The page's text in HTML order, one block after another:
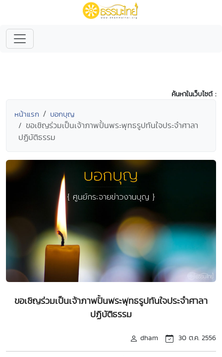
ค้นหาในเว็บไซต์ :
หน้าแรก บอกบุญ
ขอเชิญร่วมเป็นเจ้าภาพปั้นพระพุทธรูปทันใจประจำศาลา
ปฏิบัติธรรม
ขอเชิญร่วมเป็นเจ้าภาพปั้นพระพุทธรูปทันใจประจำศาลา
ปฏิบัติธรรม
dham 30 ต.ค. 2556